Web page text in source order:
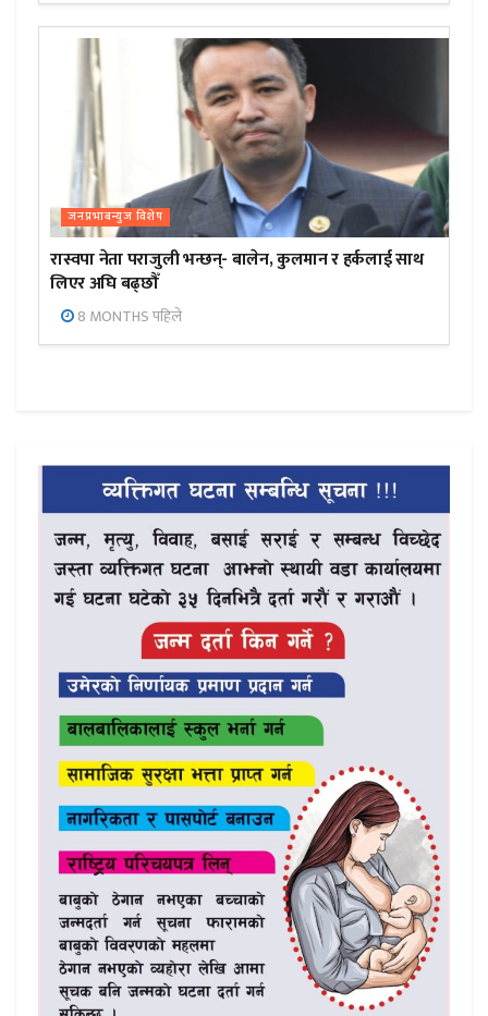
जनप्रभाबन्युज विशेष
रास्वपा नेता पराजुली भन्छन्- बालेन, कुलमान र हर्कलाई साथ
लिएर अघि बढ्छौँ
8 MONTHS पहिले